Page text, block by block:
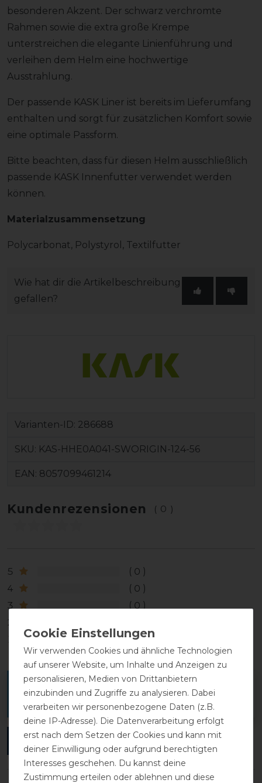
besonderen Akzent. Der schwarz verchromte
Rahmen sowie die extra große Krempe
unterstreichen die elegante Linienführung und
verleihen dem Helm eine hochwertige
Ausstrahlung.
Der passende KASK Liner ist bereits im Lieferumfang
enthalten und sorgt für zusätzlichen Komfort sowie
eine optimale Passform.
Bitte beachten, dass für diesen Helm ausschließlich
passende KASK Innenfutter verwendet werden
können.
Materialzusammensetzung
Polycarbonat, Polystyrol, Textilfutter
Wie hat dir die Artikelbeschreibung
gefallen?
Varianten-ID: 286688
SKU: KAS-HHE0A041-SWORIGIN-124-56
EAN: 8057099461214
Kundenrezensionen (0)
5
0
4
0
3
0
2
1
0
Melde dich an, um eine Kundenrezension zu
verfassen.
ANMELDEN
Wir verwenden Cookies und ähnliche Technologien
auf unserer Website, um Inhalte und Anzeigen zu
personalisieren, Medien von Drittanbietern
einzubinden und Zugriffe zu analysieren. Dabei
verarbeiten wir personenbezogene Daten (z.B.
deine IP-Adresse). Die Datenverarbeitung erfolgt
erst nach dem Setzen der Cookies und kann mit
deiner Einwilligung oder aufgrund berechtigten
Interesses geschehen. Du kannst deine
Zustimmung erteilen oder ablehnen und diese